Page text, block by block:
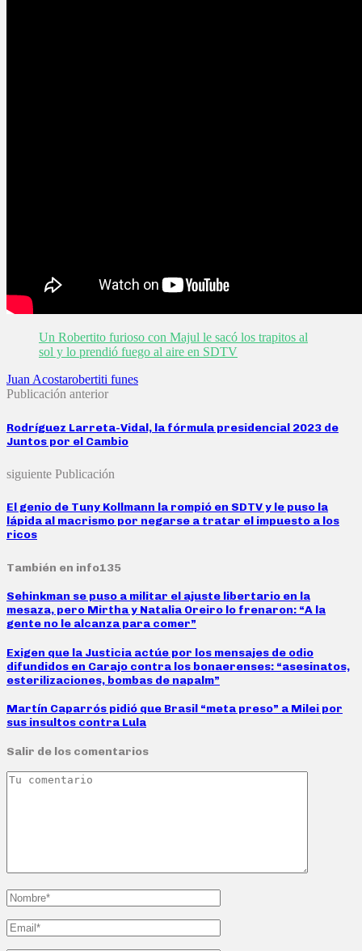
Un Robertito furioso con Majul le sacó los trapitos al
sol y lo prendió fuego al aire en SDTV
Juan Acostarobertiti funes
Publicación anterior
Rodríguez Larreta-Vidal, la fórmula presidencial 2023 de
Juntos por el Cambio
siguiente Publicación
El genio de Tuny Kollmann la rompió en SDTV y le puso la
lápida al macrismo por negarse a tratar el impuesto a los
ricos
También en info135
Sehinkman se puso a militar el ajuste libertario en la
mesaza, pero Mirtha y Natalia Oreiro lo frenaron: “A la
gente no le alcanza para comer”
Exigen que la Justicia actúe por los mensajes de odio
difundidos en Carajo contra los bonaerenses: “asesinatos,
esterilizaciones, bombas de napalm”
Martín Caparrós pidió que Brasil “meta preso” a Milei por
sus insultos contra Lula
Salir de los comentarios